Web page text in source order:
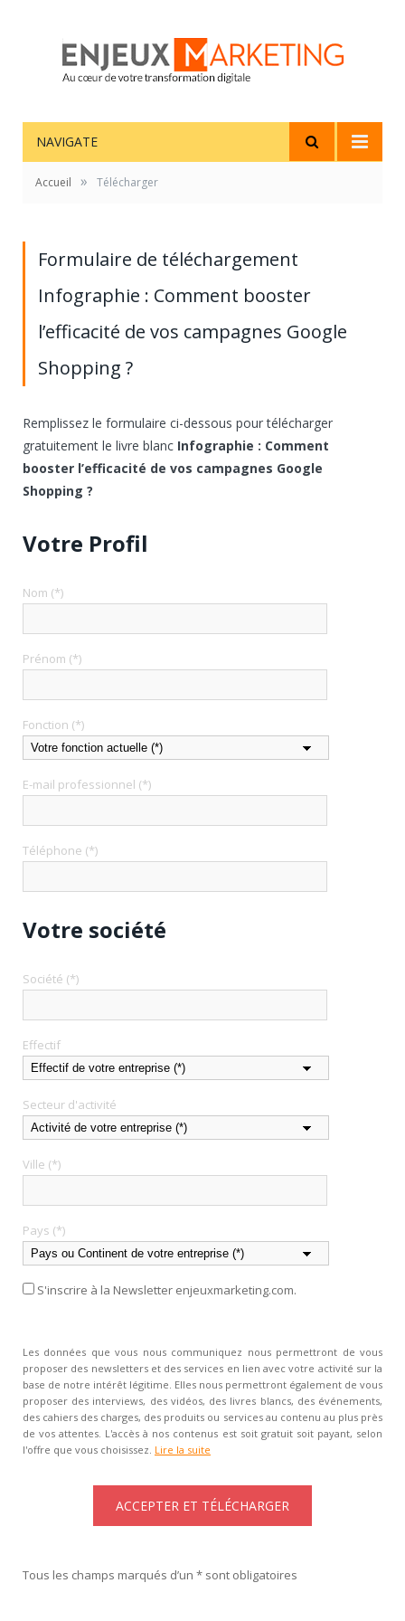
NAVIGATE
Accueil » Télécharger
Formulaire de téléchargement
Infographie : Comment booster
l’efficacité de vos campagnes Google
Shopping ?
Remplissez le formulaire ci-dessous pour télécharger
gratuitement le livre blanc Infographie : Comment
booster l’efficacité de vos campagnes Google
Shopping ?
Votre Profil
Nom (*)
Prénom (*)
Fonction (*)
E-mail professionnel (*)
Téléphone (*)
Votre société
Société (*)
Effectif
Secteur d'activité
Ville (*)
Pays (*)
S'inscrire à la Newsletter enjeuxmarketing.com.
Les données que vous nous communiquez nous permettront de vous
proposer des newsletters et des services en lien avec votre activité sur la
base de notre intérêt légitime. Elles nous permettront également de vous
proposer des interviews, des vidéos, des livres blancs, des événements,
des cahiers des charges, des produits ou services au contenu au plus près
de vos attentes. L'accès à nos contenus est soit gratuit soit payant, selon
l'offre que vous choisissez. Lire la suite
Tous les champs marqués d’un * sont obligatoires